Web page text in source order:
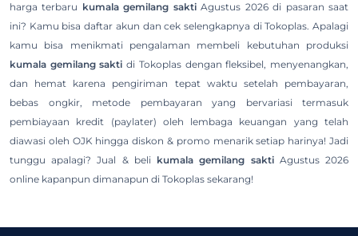
harga terbaru kumala gemilang saktiAgustus 2026 di pasaran saat
ini? Kamu bisa daftar akun dan cek selengkapnya di Tokoplas. Apalagi
kamu bisa menikmati pengalaman membeli kebutuhan produksi
kumala gemilang sakti di Tokoplas dengan fleksibel, menyenangkan,
dan hemat karena pengiriman tepat waktu setelah pembayaran,
bebas ongkir, metode pembayaran yang bervariasi termasuk
pembiayaan kredit (paylater) oleh lembaga keuangan yang telah
diawasi oleh OJK hingga diskon & promo menarik setiap harinya! Jadi
tunggu apalagi? Jual & beli kumala gemilang saktiAgustus 2026
online kapanpun dimanapun di Tokoplas sekarang!